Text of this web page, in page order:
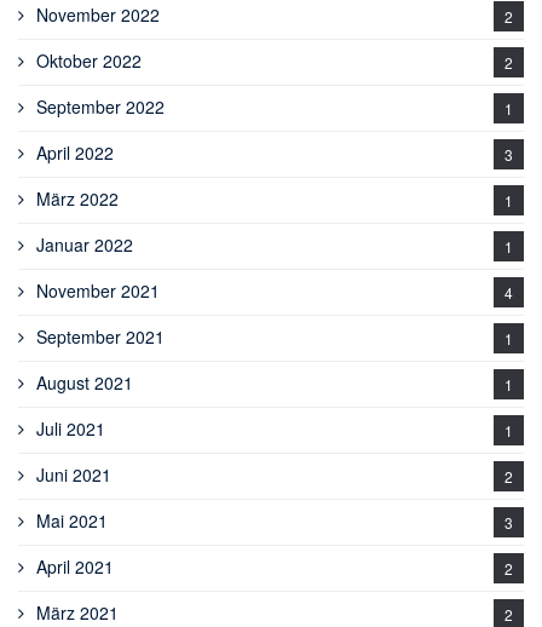
November 2022 2
Oktober 2022 2
September 2022 1
April 2022 3
März 2022 1
Januar 2022 1
November 2021 4
September 2021 1
August 2021 1
Juli 2021 1
Juni 2021 2
Mai 2021 3
April 2021 2
März 2021 2